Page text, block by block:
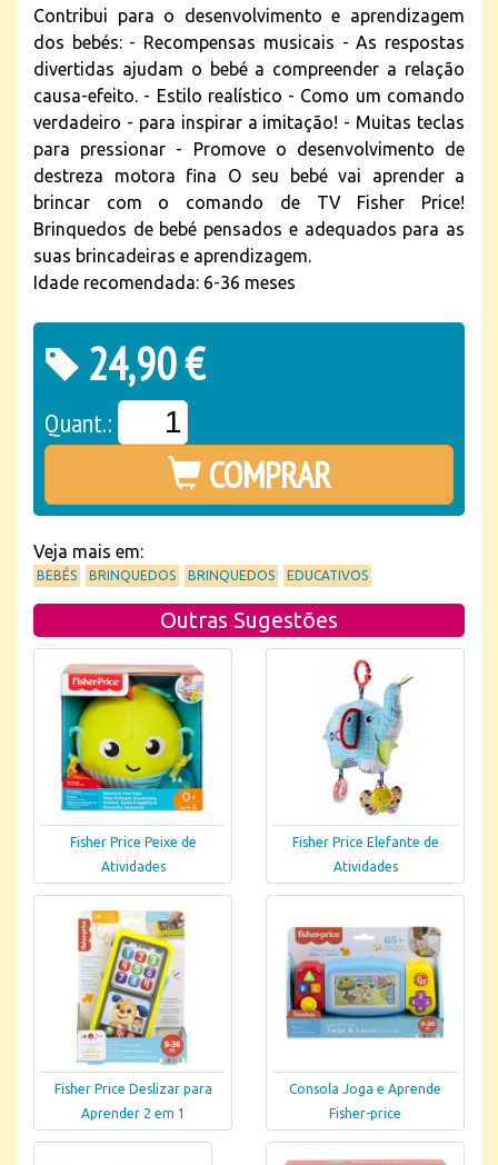
Contribui para o desenvolvimento e aprendizagem
dos bebés: - Recompensas musicais - As respostas
divertidas ajudam o bebé a compreender a relação
causa-efeito. - Estilo realístico - Como um comando
verdadeiro - para inspirar a imitação! - Muitas teclas
para pressionar - Promove o desenvolvimento de
destreza motora fina O seu bebé vai aprender a
brincar com o comando de TV Fisher Price!
Brinquedos de bebé pensados e adequados para as
suas brincadeiras e aprendizagem.
Idade recomendada: 6-36 meses
24,90 €
Quant.:
COMPRAR
Veja mais em:
BEBÉS BRINQUEDOS BRINQUEDOS EDUCATIVOS
Outras Sugestões
Fisher Price Peixe de
Atividades
Fisher Price Elefante de
Atividades
Fisher Price Deslizar para
Aprender 2 em 1
Consola Joga e Aprende
Fisher-price